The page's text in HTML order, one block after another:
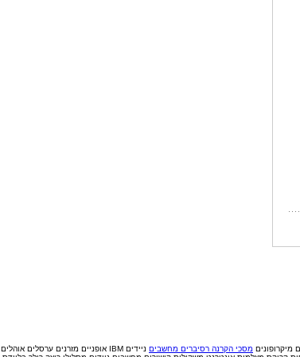
מיקרופונים מסכי הקרנה רסיברים מחשבים ניידים IBM אופניים מזרנים ערסלים אוהלים